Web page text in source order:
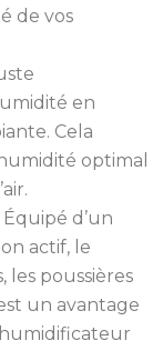
de vos
en
Cela
optimal
Équipé d’un
actif, le
les poussières
un avantage